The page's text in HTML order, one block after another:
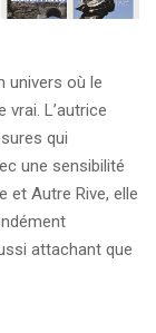
univers où le
L’autrice
qui
une sensibilité
et Autre Rive, elle
attachant que